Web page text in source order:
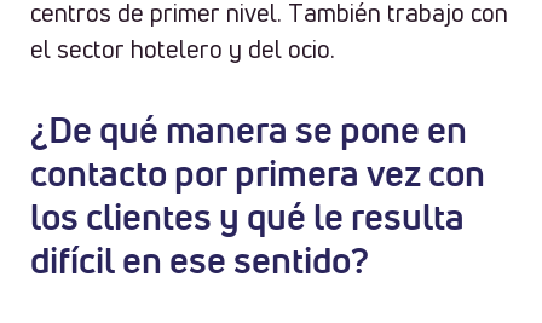
centros de primer nivel. También trabajo con
el sector hotelero y del ocio.
¿De qué manera se pone en
contacto por primera vez con
los clientes y qué le resulta
difícil en ese sentido?